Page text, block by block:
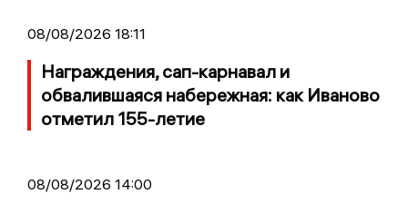
08/08/2026 18:11
Награждения, сап-карнавал и
обвалившаяся набережная: как Иваново
отметил 155-летие
08/08/2026 14:00